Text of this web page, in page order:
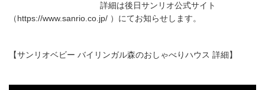
詳細は後日サンリオ公式サイト
（https://www.sanrio.co.jp/ ）にてお知らせします。
【サンリオベビー バイリンガル森のおしゃべりハウス 詳細】